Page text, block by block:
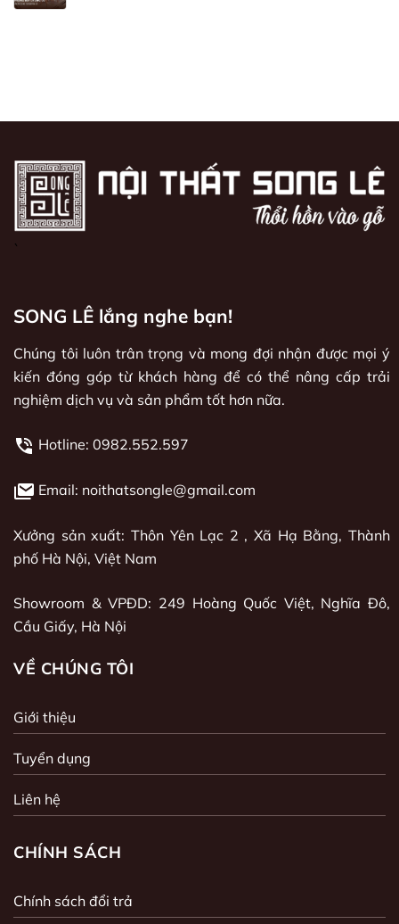
`
SONG LÊ lắng nghe bạn!
Chúng tôi luôn trân trọng và mong đợi nhận được mọi ý
kiến đóng góp từ khách hàng để có thể nâng cấp trải
nghiệm dịch vụ và sản phẩm tốt hơn nữa.
Hotline: 0982.552.597
Email: noithatsongle@gmail.com
Xưởng sản xuất: Thôn Yên Lạc 2 , Xã Hạ Bằng, Thành
phố Hà Nội, Việt Nam
Showroom & VPĐD: 249 Hoàng Quốc Việt, Nghĩa Đô,
Cầu Giấy, Hà Nội
VỀ CHÚNG TÔI
Giới thiệu
Tuyển dụng
Liên hệ
CHÍNH SÁCH
Chính sách đổi trả